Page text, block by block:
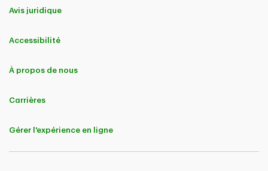
Avis juridique
Accessibilité
À propos de nous
Carrières
Gérer l'expérience en ligne